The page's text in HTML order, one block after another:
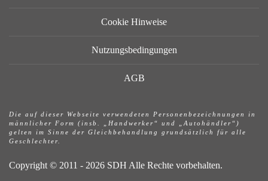
Cookie Hinweise
Nutzungsbedingungen
AGB
Die auf dieser Webseite verwendeten Personenbezeichnungen in
männlicher Form (insb. „Handwerker“ und „Autohändler“)
gelten im Sinne der Gleichbehandlung grundsätzlich für alle
Geschlechter.
Copyright © 2011 - 2026 SDH Alle Rechte vorbehalten.